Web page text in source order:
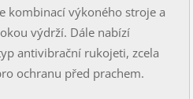
kombinací výkoného stroje a
výdrží. Dále nabízí
antivibrační rukojeti, zcela
ochranu před prachem.